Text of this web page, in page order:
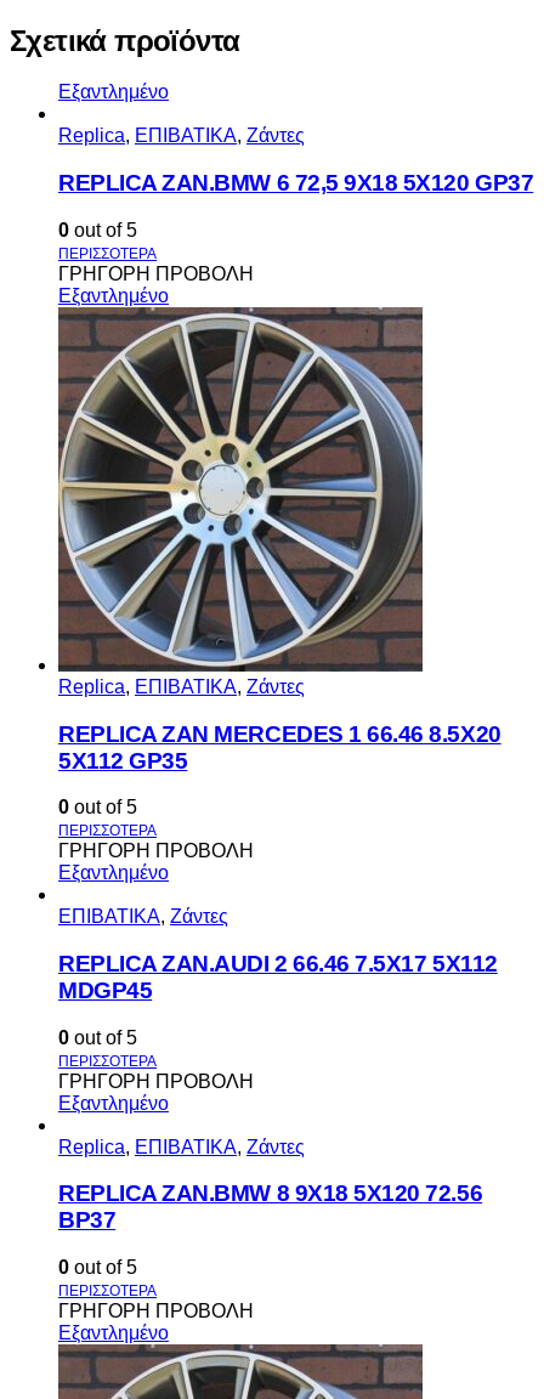
Σχετικά προϊόντα
Εξαντλημένο
Replica, ΕΠΙΒΑΤΙΚΑ, Ζάντες
REPLICA ZAN.BMW 6 72,5 9X18 5X120 GP37
0 out of 5
ΓΡΗΓΟΡΗ ΠΡΟΒΟΛΗ
Εξαντλημένο
Replica, ΕΠΙΒΑΤΙΚΑ, Ζάντες
REPLICA ZAN MERCEDES 1 66.46 8.5X20
5X112 GP35
0 out of 5
ΓΡΗΓΟΡΗ ΠΡΟΒΟΛΗ
Εξαντλημένο
ΕΠΙΒΑΤΙΚΑ, Ζάντες
REPLICA ZAN.AUDI 2 66.46 7.5X17 5X112
MDGP45
0 out of 5
ΓΡΗΓΟΡΗ ΠΡΟΒΟΛΗ
Εξαντλημένο
Replica, ΕΠΙΒΑΤΙΚΑ, Ζάντες
REPLICA ZAN.BMW 8 9X18 5X120 72.56
BP37
0 out of 5
ΓΡΗΓΟΡΗ ΠΡΟΒΟΛΗ
Εξαντλημένο